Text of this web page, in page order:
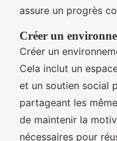
assure un progrès
Créer un
Créer un
Cela inclut un
et un soutien social
partageant les
de maintenir la
nécessaires pour